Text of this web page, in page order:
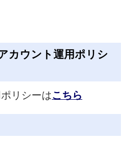
カウント運用ポリシ
リシーはこちら